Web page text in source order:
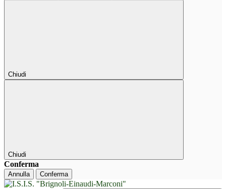
Chiudi
Chiudi
Conferma
Annulla Conferma